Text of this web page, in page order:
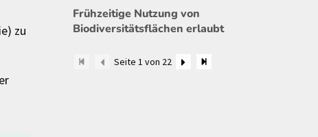
zu
Frühzeitige Nutzung von
Biodiversitätsflächen erlaubt
Seite 1 von 22